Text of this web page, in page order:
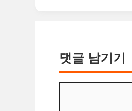
댓글 남기기